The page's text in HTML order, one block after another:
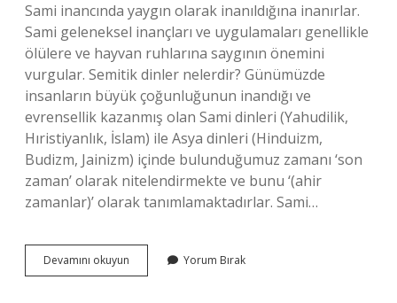
Sami inancında yaygın olarak inanıldığına inanırlar.
Sami geleneksel inançları ve uygulamaları genellikle
ölülere ve hayvan ruhlarına saygının önemini
vurgular. Semitik dinler nelerdir? Günümüzde
insanların büyük çoğunluğunun inandığı ve
evrensellik kazanmış olan Sami dinleri (Yahudilik,
Hıristiyanlık, İslam) ile Asya dinleri (Hinduizm,
Budizm, Jainizm) içinde bulunduğumuz zamanı ‘son
zaman’ olarak nitelendirmekte ve bunu ‘(ahir
zamanlar)’ olarak tanımlamaktadırlar. Sami…
Devamını okuyun
Dinleri
Yorum Bırak